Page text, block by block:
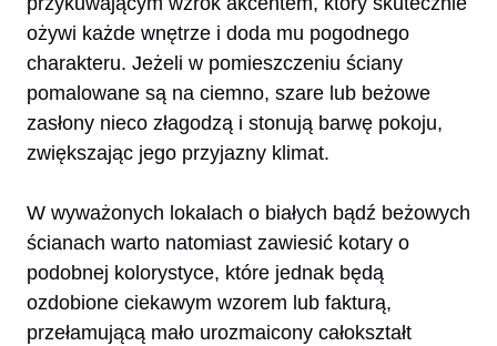
ożywi każde wnętrze i doda mu pogodnego
charakteru. Jeżeli w pomieszczeniu ściany
pomalowane są na ciemno, szare lub beżowe
zasłony nieco złagodzą i stonują barwę pokoju,
zwiększając jego przyjazny klimat.
W wyważonych lokalach o białych bądź beżowych
ścianach warto natomiast zawiesić kotary o
podobnej kolorystyce, które jednak będą
ozdobione ciekawym wzorem lub fakturą,
przełamującą mało urozmaicony całokształt